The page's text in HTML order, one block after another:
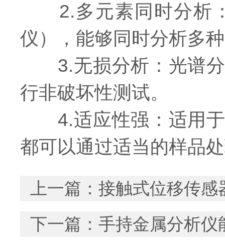
2.多元素同时分析：
仪），能够同时分析多
3.无损分析：光谱分
行非破坏性测试。
4.适应性强：适用于
都可以通过适当的样品
上一篇： 接触式位移传感
下一篇： 手持金属分析仪